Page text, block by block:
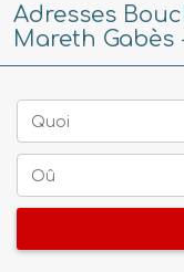
Adresses
Mareth Gabès
Quoi
Oû